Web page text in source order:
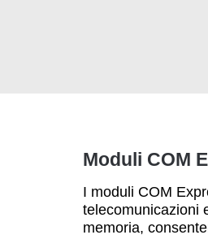
Moduli COM
I moduli COM
telecomunicazioni
memoria,